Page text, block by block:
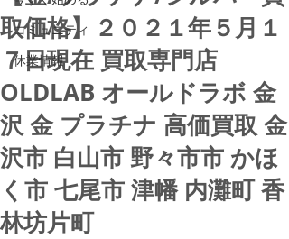
コミュニティ
休業情報
取価格】２０２１年５月１
７日現在 買取専門店
OLDLAB オールドラボ 金
沢 金 プラチナ 高価買取 金
沢市 白山市 野々市市 かほ
く市 七尾市 津幡 内灘町 香
林坊片町